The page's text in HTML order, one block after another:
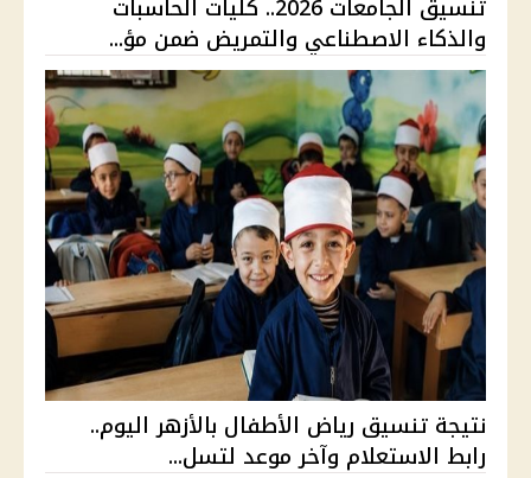
تنسيق الجامعات 2026.. كليات الحاسبات
والذكاء الاصطناعي والتمريض ضمن مؤ...
نتيجة تنسيق رياض الأطفال بالأزهر اليوم..
رابط الاستعلام وآخر موعد لتسل...